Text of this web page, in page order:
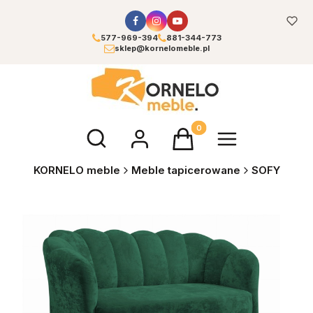
577-969-394
881-344-773
sklep@kornelomeble.pl
Otwórz wyszukiwarkęProdukty w koszyku: 0.
KORNELO meble Meble tapicerowane SOFY